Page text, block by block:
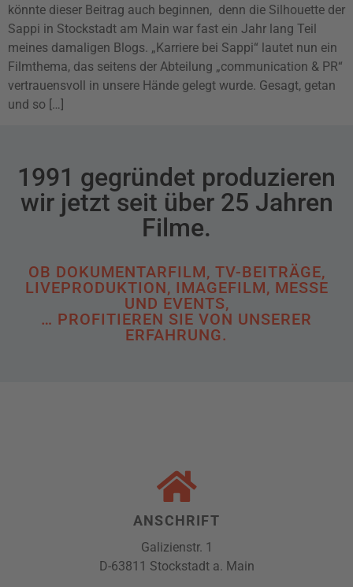
könnte dieser Beitrag auch beginnen, denn die Silhouette der
Sappi in Stockstadt am Main war fast ein Jahr lang Teil
meines damaligen Blogs. „Karriere bei Sappi“ lautet nun ein
Filmthema, das seitens der Abteilung „communication & PR“
vertrauensvoll in unsere Hände gelegt wurde. Gesagt, getan
und so […]
1991 gegründet produzieren
wir jetzt seit über 25 Jahren
Filme.
OB DOKUMENTARFILM, TV-BEITRÄGE,
LIVEPRODUKTION, IMAGEFILM, MESSE
UND EVENTS,
… PROFITIEREN SIE VON UNSERER
ERFAHRUNG.
ANSCHRIFT
Galizienstr. 1
D-63811 Stockstadt a. Main